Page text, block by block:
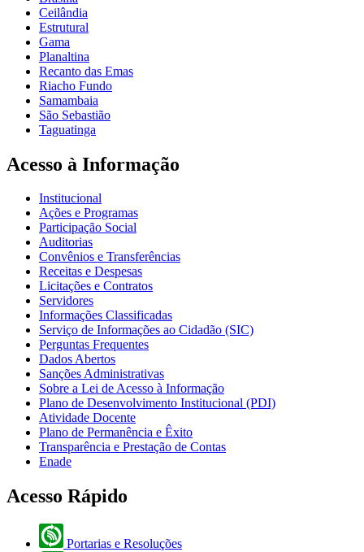
Ceilândia
Estrutural
Gama
Planaltina
Recanto das Emas
Riacho Fundo
Samambaia
São Sebastião
Taguatinga
Acesso à Informação
Institucional
Ações e Programas
Participação Social
Auditorias
Convênios e Transferências
Receitas e Despesas
Licitações e Contratos
Servidores
Informações Classificadas
Serviço de Informações ao Cidadão (SIC)
Perguntas Frequentes
Dados Abertos
Sanções Administrativas
Sobre a Lei de Acesso à Informação
Plano de Desenvolvimento Institucional (PDI)
Atividade Docente
Plano de Permanência e Êxito
Transparência e Prestação de Contas
Enade
Acesso Rápido
Portarias e Resoluções